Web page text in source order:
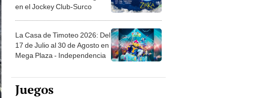
en el Jockey Club-Surco
La Casa de Timoteo 2026: Del
17 de Julio al 30 de Agosto en
Mega Plaza - Independencia
Juegos